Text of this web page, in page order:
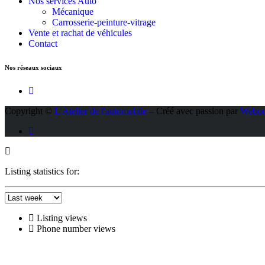
Mécanique
Carrosserie-peinture-vitrage
Vente et rachat de véhicules
Contact
Nos réseaux sociaux
Copyright © L'Atelier de l'automobile – Créé avec passion par
Listing statistics for:
Listing views
Phone number views